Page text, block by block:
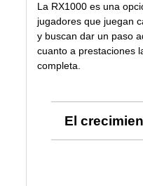
La RX1000 es una
jugadores que juegan
y buscan dar un paso
cuanto a prestaciones
completa.
El